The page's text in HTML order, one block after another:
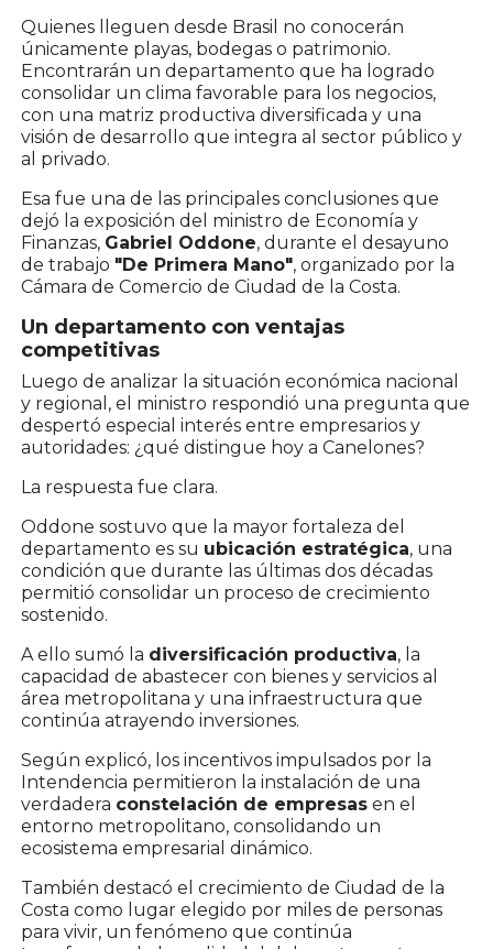
Quienes lleguen desde Brasil no conocerán
únicamente playas, bodegas o patrimonio.
Encontrarán un departamento que ha logrado
consolidar un clima favorable para los negocios,
con una matriz productiva diversificada y una
visión de desarrollo que integra al sector público y
al privado.
Esa fue una de las principales conclusiones que
dejó la exposición del ministro de Economía y
Finanzas, Gabriel Oddone, durante el desayuno
de trabajo "De Primera Mano", organizado por la
Cámara de Comercio de Ciudad de la Costa.
Un departamento con ventajas
competitivas
Luego de analizar la situación económica nacional
y regional, el ministro respondió una pregunta que
despertó especial interés entre empresarios y
autoridades: ¿qué distingue hoy a Canelones?
La respuesta fue clara.
Oddone sostuvo que la mayor fortaleza del
departamento es su ubicación estratégica, una
condición que durante las últimas dos décadas
permitió consolidar un proceso de crecimiento
sostenido.
A ello sumó la diversificación productiva, la
capacidad de abastecer con bienes y servicios al
área metropolitana y una infraestructura que
continúa atrayendo inversiones.
Según explicó, los incentivos impulsados por la
Intendencia permitieron la instalación de una
verdadera constelación de empresas en el
entorno metropolitano, consolidando un
ecosistema empresarial dinámico.
También destacó el crecimiento de Ciudad de la
Costa como lugar elegido por miles de personas
para vivir, un fenómeno que continúa